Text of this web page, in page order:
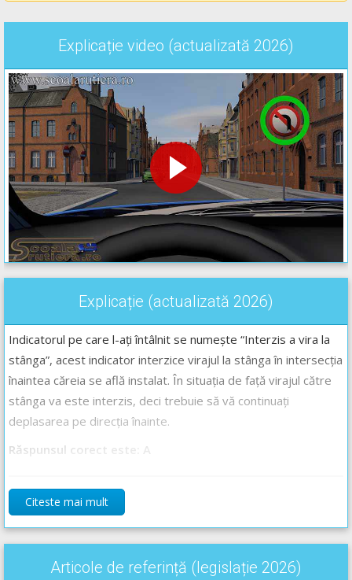
Explicație video (actualizată 2026)
Explicație (actualizată 2026)
Indicatorul pe care l-ați întâlnit se numește “Interzis a vira la
stânga”, acest indicator interzice virajul la stânga în intersecția
înaintea căreia se află instalat. În situația de față virajul către
stânga va este interzis, deci trebuie să vă continuați
deplasarea pe direcția înainte.
Răspunsul corect este: A
Recomandări:
Explicația completă a indicatorului -->Interzis a vira la stânga
Drumul cu sens unic
Citeste mai mult
Articole de referință (legislație 2026)